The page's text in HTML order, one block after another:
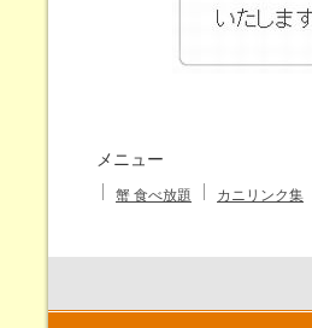
メニュー
蟹 食べ放題 カニリンク集